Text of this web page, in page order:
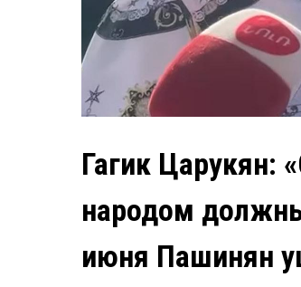
Гагик Царукян:
народом
июня Пашинян